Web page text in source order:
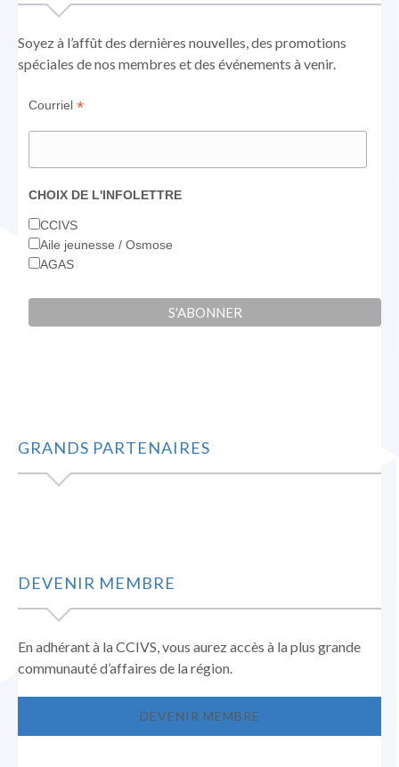
une
fenêtre
une
fenêtre
une
fenêtre
Soyez à l’affût des dernières nouvelles, des promotions
spéciales de nos membres et des événements à venir.
Courriel*
CHOIX DE L'INFOLETTRE
CCIVS
Aile jeunesse / Osmose
AGAS
GRANDS PARTENAIRES
DEVENIR MEMBRE
En adhérant à la CCIVS, vous aurez accès à la plus grande
communauté d’affaires de la région.
DEVENIR MEMBRE